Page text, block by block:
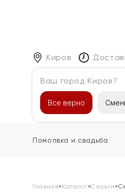
Киров
Ваш город Киров?
Все верно
Каталог
Помолвка и свадьба
Главная» Каталог»Серьги »